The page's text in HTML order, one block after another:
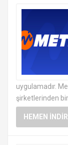
uygulamadır.
şirketlerinden
HEMEN İNDIR